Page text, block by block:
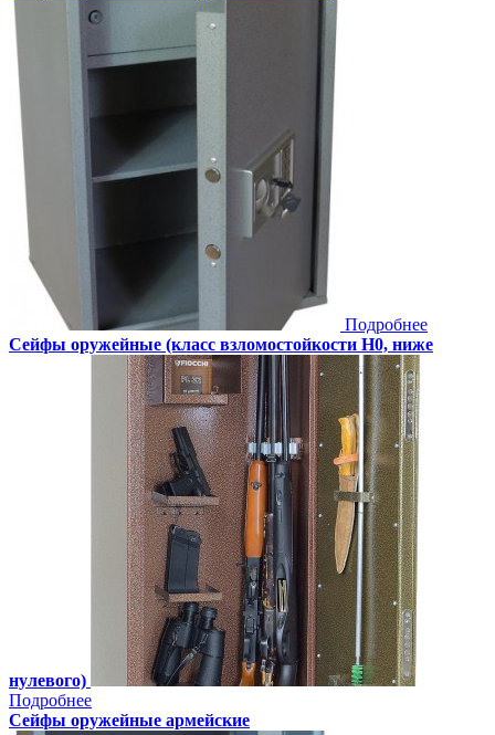
Подробнее
Сейфы оружейные (класс взломостойкости Н0, ниже
нулевого)
Подробнее
Сейфы оружейные армейские